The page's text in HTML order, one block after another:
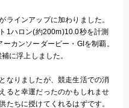
ラインアップに加わりました。
1ハロン(約200m)10.0秒を計測
カンソーダービー・GIを制覇。
に浮上しました。
なりましたが、競走生活での消
ると幸運だったのかもしれませ
たちに授けてくれるはずです。